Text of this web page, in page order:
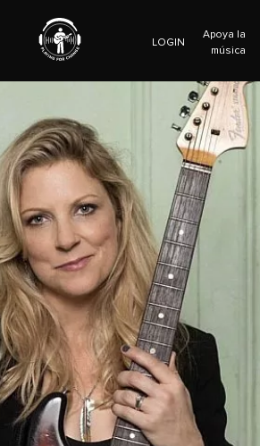
LOGIN
Apoya la
música